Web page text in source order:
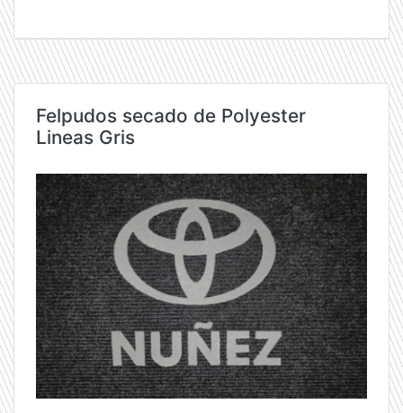
Felpudos secado de Polyester
Lineas Gris